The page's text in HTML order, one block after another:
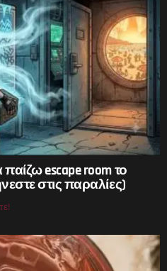
escape room το
στις παραλίες)